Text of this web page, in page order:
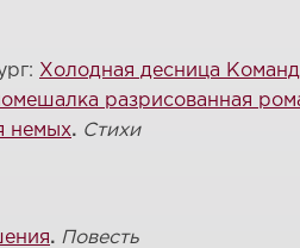
Холодная десница
разрисованная
немых. Стихи
. Повесть